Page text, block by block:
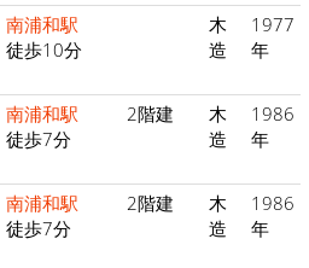
南浦和駅
徒歩10分
木
造
1977
年
南浦和駅
徒歩7分
2階建
木
造
1986
年
南浦和駅
徒歩7分
2階建
木
造
1986
年